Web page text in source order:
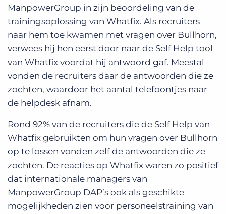
ManpowerGroup in zijn beoordeling van de
trainingsoplossing van Whatfix. Als recruiters
naar hem toe kwamen met vragen over Bullhorn,
verwees hij hen eerst door naar de Self Help tool
van Whatfix voordat hij antwoord gaf. Meestal
vonden de recruiters daar de antwoorden die ze
zochten, waardoor het aantal telefoontjes naar
de helpdesk afnam.
Rond 92% van de recruiters die de Self Help van
Whatfix gebruikten om hun vragen over Bullhorn
op te lossen vonden zelf de antwoorden die ze
zochten. De reacties op Whatfix waren zo positief
dat internationale managers van
ManpowerGroup DAP’s ook als geschikte
mogelijkheden zien voor personeelstraining van